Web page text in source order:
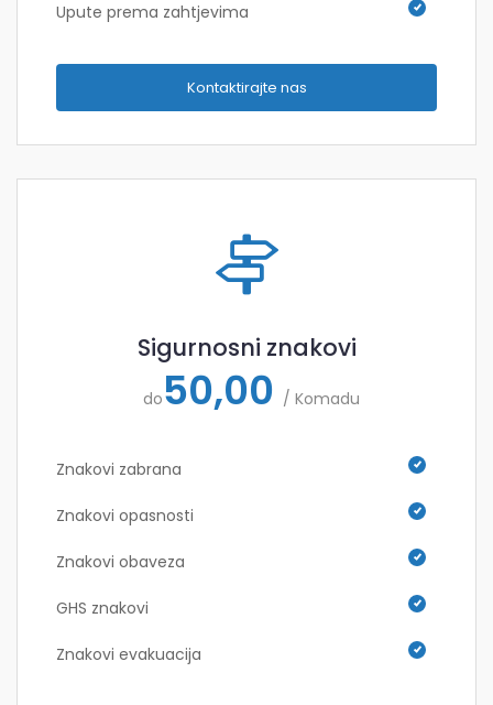
Upute prema zahtjevima
Kontaktirajte nas
Sigurnosni znakovi
do50,00 / Komadu
Znakovi zabrana
Znakovi opasnosti
Znakovi obaveza
GHS znakovi
Znakovi evakuacija